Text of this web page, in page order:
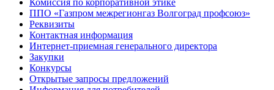
Комиссия по корпоративной этике
ППО «Газпром межрегионгаз Волгоград профсоюз»
Реквизиты
Контактная информация
Интернет-приемная генерального директора
Закупки
Конкурсы
Открытые запросы предложений